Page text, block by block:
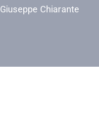
Giuseppe Chiarante